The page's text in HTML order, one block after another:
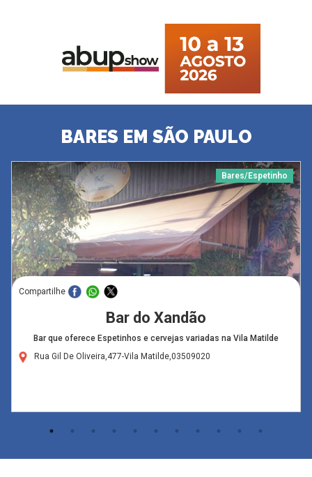
BARES EM SÃO PAULO
Bares/Espetinho
Compartilhe
Bar do Xandão
Bar que oferece Espetinhos e cervejas variadas na Vila Matilde
Rua Gil De Oliveira,477-Vila Matilde,03509020